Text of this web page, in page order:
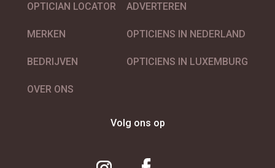
OPTICIAN LOCATOR
MERKEN
BEDRIJVEN
OVER ONS
ADVERTEREN
OPTICIENS IN NEDERLAND
OPTICIENS IN LUXEMBURG
Volg ons op